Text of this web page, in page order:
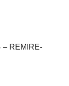
– REMIRE-